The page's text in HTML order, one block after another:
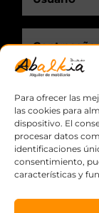
Para ofrecer las
las cookies para
dispositivo. El
procesar datos
identificaciones
consentimiento,
características y